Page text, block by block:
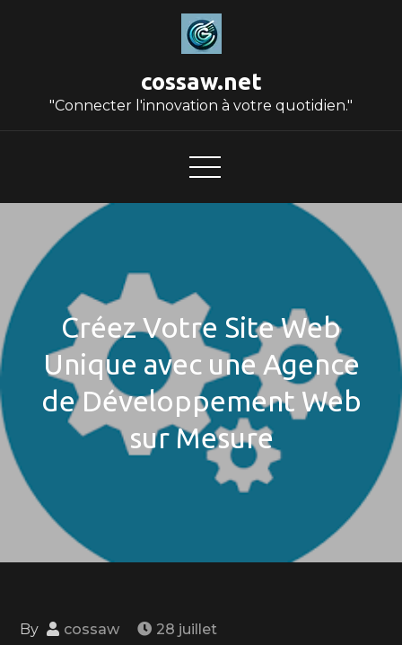
cossaw.net
"Connecter l'innovation à votre quotidien."
Créez Votre Site Web
Unique avec une Agence
de Développement Web
sur Mesure
By cossaw
28 juillet